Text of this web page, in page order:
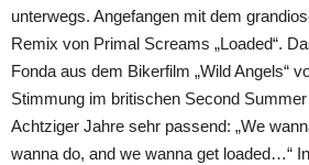
unterwegs. Angefangen mit dem
Remix von Primal Screams „Loaded“.
Fonda aus dem Bikerfilm „Wild Angels“
Stimmung im britischen Second
Achtziger Jahre sehr passend: „We
wanna do, and we wanna get loaded…“